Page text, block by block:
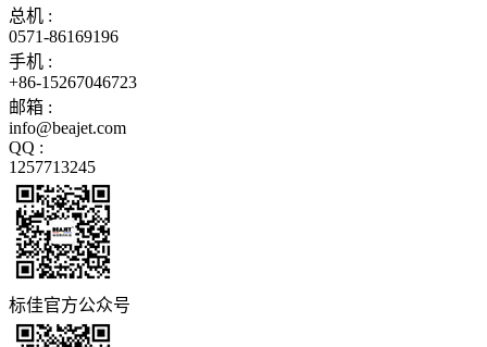
总机 :
0571-86169196
手机 :
+86-15267046723
邮箱 :
info@beajet.com
QQ :
1257713245
标佳官方公众号